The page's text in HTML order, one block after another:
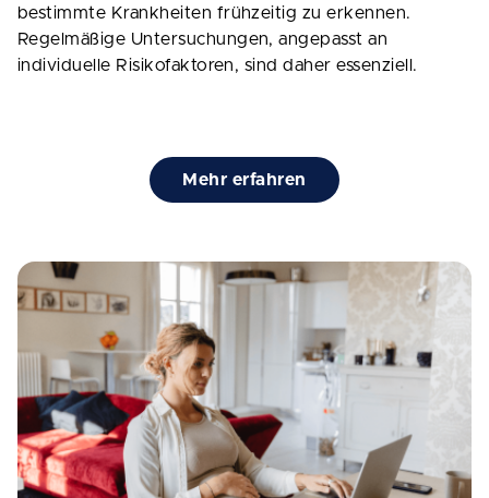
bestimmte Krankheiten frühzeitig zu erkennen.
Regelmäßige Untersuchungen, angepasst an
individuelle Risikofaktoren, sind daher essenziell.
Mehr erfahren